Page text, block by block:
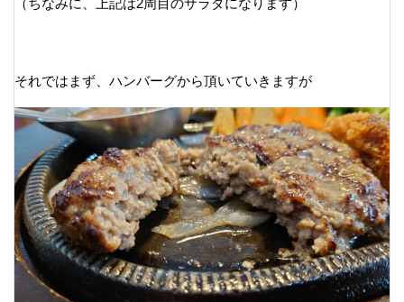
（ちなみに、上記は2周目のサラダになります）
それではまず、ハンバーグから頂いていきますが